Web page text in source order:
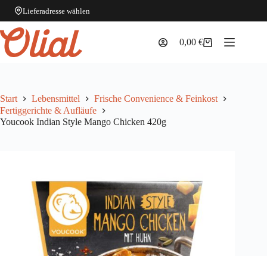
Lieferadresse wählen
Zum
Inhalt
springen
Warenkorb
0,00€
Start Lebensmittel
Frische Convenience & Feinkost
Fertiggerichte & Aufläufe
Youcook Indian Style Mango Chicken 420g